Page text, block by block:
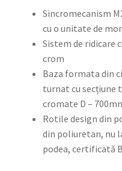
Sincromecanism
cu o unitate de
Sistem de ridicare
crom
Baza formata din
turnat cu secțiune
cromate D –
Rotile design din
din poliuretan, nu
podea, certificată